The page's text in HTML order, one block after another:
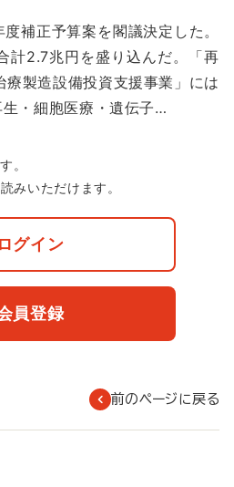
補正予算案を閣議決定した。
計2.7兆円を盛り込んだ。「再
製造設備投資支援事業」には
・細胞医療・遺伝子…
。
みいただけます。
ログイン
員登録
前のページに戻る